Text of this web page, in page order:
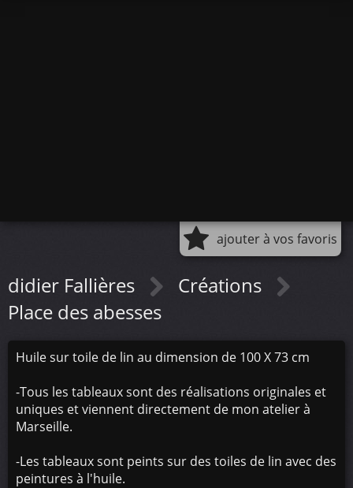
ajouter à vos favoris
didier Fallières
Créations
Place des abesses
Huile sur toile de lin au dimension de 100 X 73 cm
-Tous les tableaux sont des réalisations originales et
uniques et viennent directement de mon atelier à
Marseille.
-Les tableaux sont peints sur des toiles de lin avec des
peintures à l'huile.